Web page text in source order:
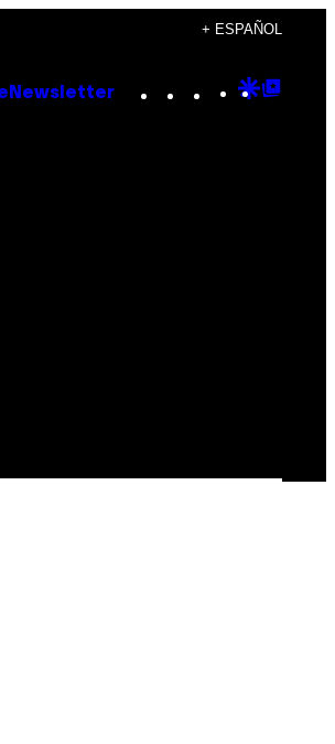
+ ESPAÑOL
Newsletter Instagram
TikTok
YouTube
Google